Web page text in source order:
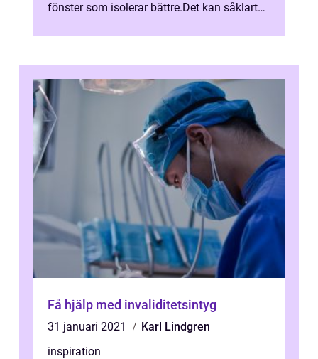
fönster som isolerar bättre.Det kan såklart
Få hjälp med invaliditetsintyg
31 januari 2021
Karl Lindgren
inspiration